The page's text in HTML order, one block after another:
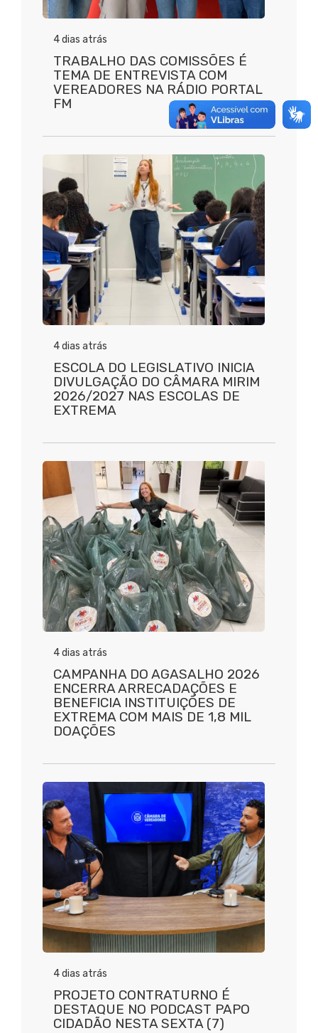
4 dias atrás
TRABALHO DAS COMISSÕES É
TEMA DE ENTREVISTA COM
VEREADORES NA RÁDIO PORTAL
FM
4 dias atrás
ESCOLA DO LEGISLATIVO INICIA
DIVULGAÇÃO DO CÂMARA MIRIM
2026/2027 NAS ESCOLAS DE
EXTREMA
4 dias atrás
CAMPANHA DO AGASALHO 2026
ENCERRA ARRECADAÇÕES E
BENEFICIA INSTITUIÇÕES DE
EXTREMA COM MAIS DE 1,8 MIL
DOAÇÕES
4 dias atrás
PROJETO CONTRATURNO É
DESTAQUE NO PODCAST PAPO
CIDADÃO NESTA SEXTA (7)